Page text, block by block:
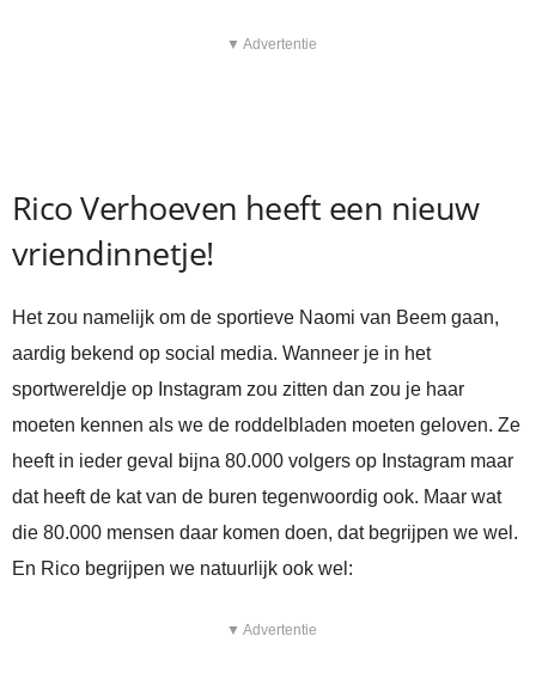
▼ Advertentie
Rico Verhoeven heeft een nieuw
vriendinnetje!
Het zou namelijk om de sportieve Naomi van Beem gaan,
aardig bekend op social media. Wanneer je in het
sportwereldje op Instagram zou zitten dan zou je haar
moeten kennen als we de roddelbladen moeten geloven. Ze
heeft in ieder geval bijna 80.000 volgers op Instagram maar
dat heeft de kat van de buren tegenwoordig ook. Maar wat
die 80.000 mensen daar komen doen, dat begrijpen we wel.
En Rico begrijpen we natuurlijk ook wel:
▼ Advertentie